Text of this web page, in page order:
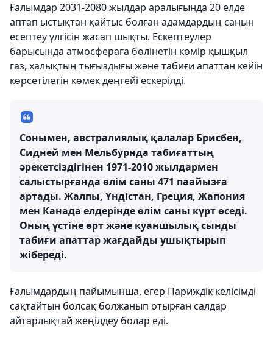
Ғалымдар 2031-2080 жылдар аралығында 20 елде
аптап ыстықтан қайтыс болған адамдардың санын
есептеу үлгісін жасап шықты. Ескептеулер
барысында атмосфераға бөлінетін көмір қышқыл
газ, халықтың тығыздығы және табиғи апаттан кейін
көрсетілетін көмек деңгейі ескерілді.
Сонымен, австралиялық қалалар Брисбен,
Сидней мен Мельбурнда табиғаттың
әрекетсіздігінен 1971-2010 жылдармен
салыстырғанда өлім саны 471 паайызға
артады. Жалпы, Үндістан, Греция, Жапония
мен Канада елдерінде өлім саны күрт өседі.
Оның үстіне өрт және куаншылық сынды
табиғи апаттар жағдайды ушықтырып
жібереді.
Ғалымдардың пайымынша, егер Париждік келісімді
сақтайтын болсақ болжанып отырған салдар
айтарлықтай жеңілдеу болар еді.